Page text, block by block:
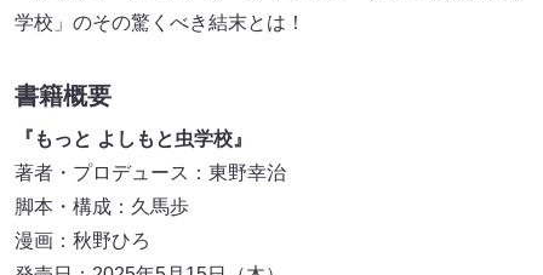
学校」のその驚くべき結末とは！
書籍概要
『もっと よしもと虫学校』
著者・プロデュース：東野幸治
脚本・構成：久馬歩
漫画：秋野ひろ